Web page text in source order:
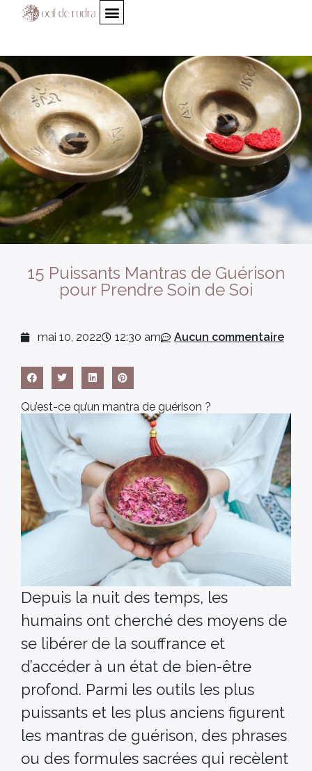
15 Puissants Mantras de Guérison
pour Prendre Soin de Soi
mai 10, 2022 12:30 am Aucun commentaire
Qu’est-ce qu’un mantra de guérison ?
Depuis la nuit des temps, les
humains ont cherché des moyens de
se libérer de la souffrance et
d’accéder à un état de bien-être
profond. Parmi les outils les plus
puissants et les plus anciens figurent
les mantras de guérison, des phrases
ou des formules sacrées qui recèlent